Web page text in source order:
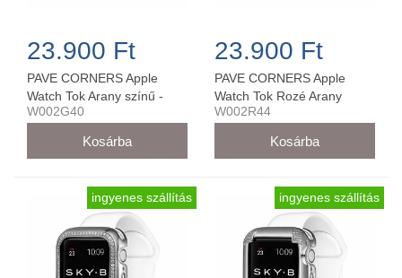
23.900 Ft
PAVE CORNERS Apple
Watch Tok Arany színű -
W002G40
W002G40
23.900 Ft
PAVE CORNERS Apple
Watch Tok Rozé Arany
színű - W002R44
W002R44
ingyenes szállítás ingyenes szállítás